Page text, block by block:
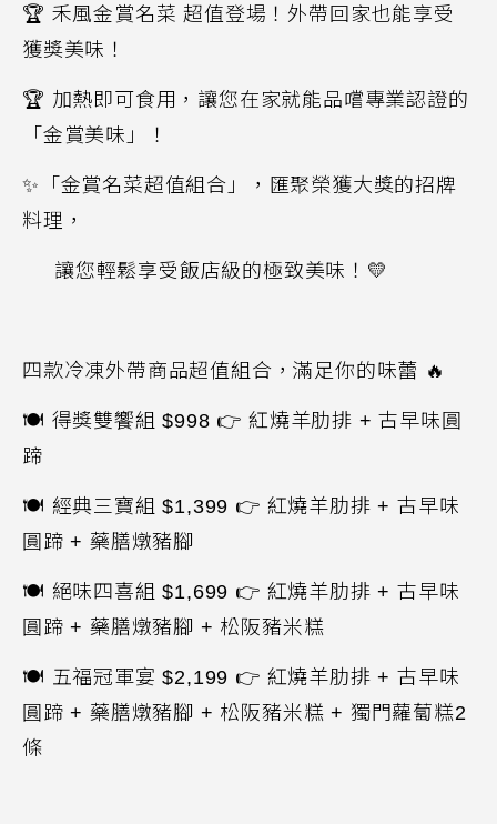
🏆 禾風金賞名菜 超值登場！外帶回家也能享受
獲獎美味！
🏆 加熱即可食用，讓您在家就能品嚐專業認證的
「金賞美味」！
✨ 「金賞名菜超值組合」，匯聚榮獲大獎的招牌
料理，
讓您輕鬆享受飯店級的極致美味！ 💛
四款冷凍外帶商品超值組合，滿足你的味蕾 🔥
🍽 得獎雙饗組 $998 👉 紅燒羊肋排 +古早味圓
蹄
🍽 經典三寶組 $1,399 👉 紅燒羊肋排 +古早味
圓蹄 +藥膳燉豬腳
🍽 絕味四喜組 $1,699 👉 紅燒羊肋排 +古早味
圓蹄 +藥膳燉豬腳 + 松阪豬米糕
🍽 五福冠軍宴 $2,199 👉 紅燒羊肋排 +古早味
圓蹄 +藥膳燉豬腳 + 松阪豬米糕 + 獨門蘿蔔糕2
條